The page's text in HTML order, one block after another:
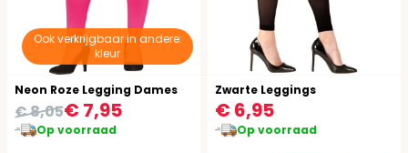
Ook verkrijgbaar in andere:
kleur
Neon Roze Legging Dames
€ 7,95
€ 8,05
Op voorraad
Zwarte Leggings
€ 6,95
Op voorraad